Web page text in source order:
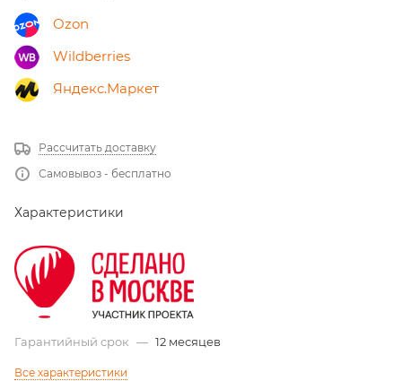
Ozon
Wildberries
Яндекс.Маркет
Рассчитать доставку
Самовывоз - бесплатно
Характеристики
Гарантийный срок — 12 месяцев
Все характеристики